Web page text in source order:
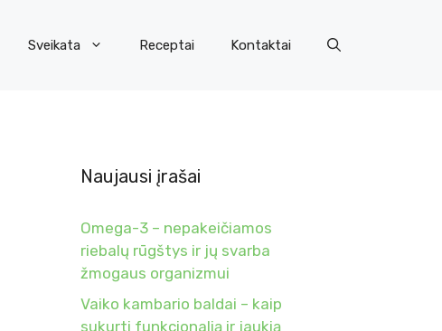
Sveikata Receptai Kontaktai
Naujausi įrašai
Omega-3 – nepakeičiamos
riebalų rūgštys ir jų svarba
žmogaus organizmui
Vaiko kambario baldai – kaip
sukurti funkcionalią ir jaukią